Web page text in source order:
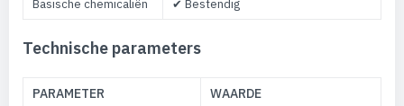
Basische chemicaliën
✔ Bestendig
Technische parameters
PARAMETER WAARDE